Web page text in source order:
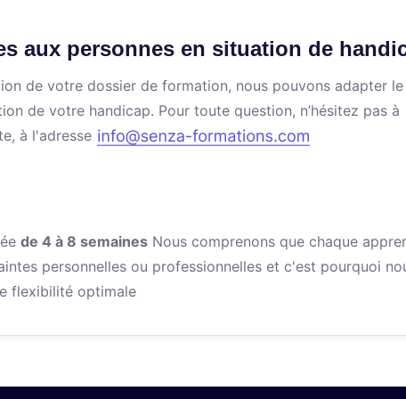
aux personnes en situation de
de votre dossier de formation, nous pouvons adapter le
de votre handicap. Pour toute question, n’hésitez pas à
à l'adresse
de 4 à 8 semaines Nous comprenons que chaque
personnelles ou professionnelles et c'est pourquoi
flexibilité optimale